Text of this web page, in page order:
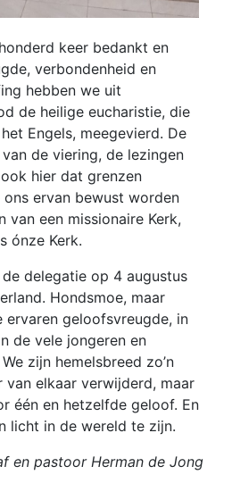
keer bedankt en
verbondenheid en
hebben we uit
de heilige eucharistie, die
Engels, meegevierd. De
de viering, de lezingen
hier dat grenzen
ervan bewust worden
van een missionaire Kerk,
ónze Kerk.
delegatie op 4 augustus
Hondsmoe, maar
geloofsvreugde, in
de vele jongeren en
zijn hemelsbreed zo’n
elkaar verwijderd, maar
één en hetzelfde geloof. En
licht in de wereld te zijn.
en pastoor Herman de Jong